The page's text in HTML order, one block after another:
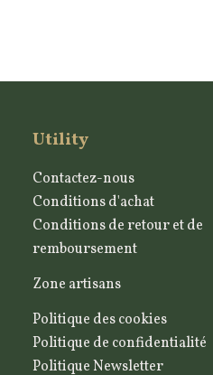
Utility
Contactez-nous
Conditions d'achat
Conditions de retour et de
remboursement
Zone artisans
Politique des cookies
Politique de confidentialité
Politique Newsletter